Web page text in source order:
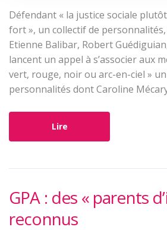
Défendant « la justice sociale
fort », un collectif de
Etienne Balibar, Robert
lancent un appel à s’associer aux
vert, rouge, noir ou arc-en-ciel »
personnalités dont Caroline
Lire
GPA : des « parents
reconnus